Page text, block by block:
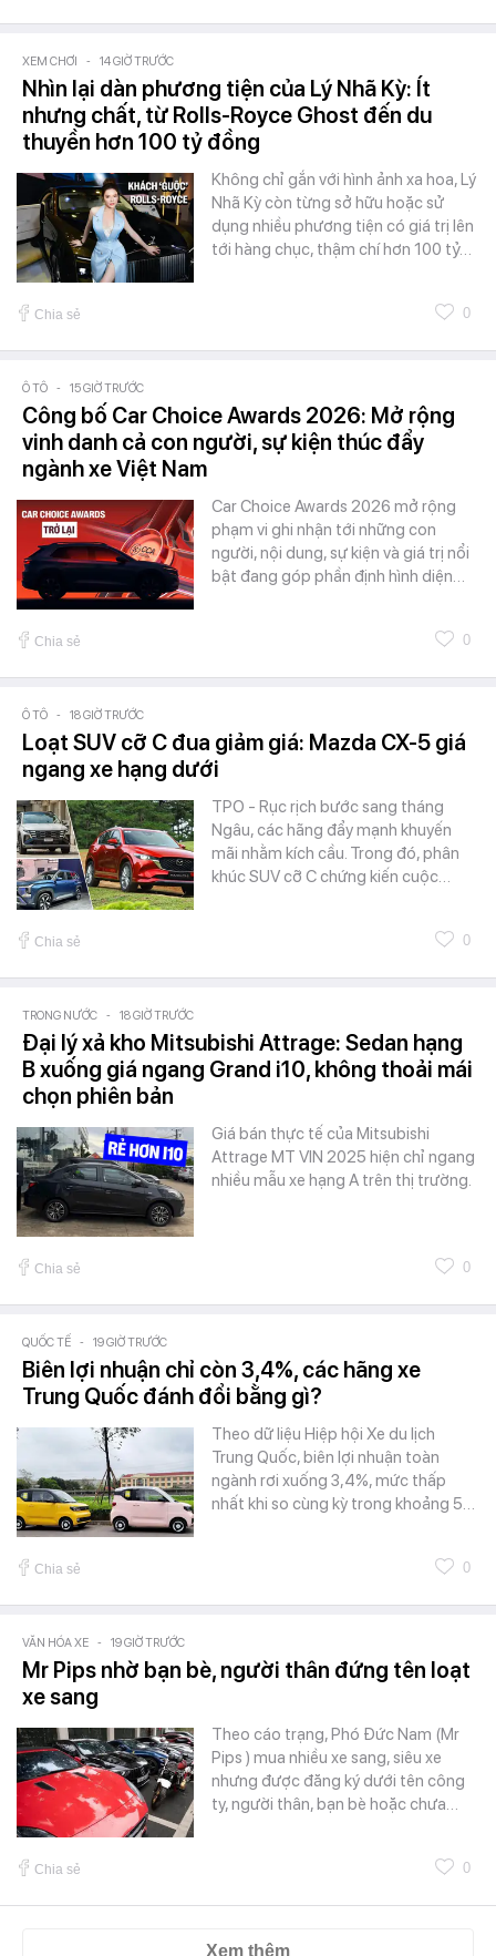
XEM CHƠI - 14 GIỜ TRƯỚC
Nhìn lại dàn phương tiện của Lý Nhã Kỳ: Ít
nhưng chất, từ Rolls-Royce Ghost đến du
thuyền hơn 100 tỷ đồng
Không chỉ gắn với hình ảnh xa hoa, Lý
Nhã Kỳ còn từng sở hữu hoặc sử
dụng nhiều phương tiện có giá trị lên
tới hàng chục, thậm chí hơn 100 tỷ…
Chia sẻ 0
Ô TÔ - 15 GIỜ TRƯỚC
Công bố Car Choice Awards 2026: Mở rộng
vinh danh cả con người, sự kiện thúc đẩy
ngành xe Việt Nam
Car Choice Awards 2026 mở rộng
phạm vi ghi nhận tới những con
người, nội dung, sự kiện và giá trị nổi
bật đang góp phần định hình diện…
Chia sẻ 0
Ô TÔ - 18 GIỜ TRƯỚC
Loạt SUV cỡ C đua giảm giá: Mazda CX-5 giá
ngang xe hạng dưới
TPO - Rục rịch bước sang tháng
Ngâu, các hãng đẩy mạnh khuyến
mãi nhằm kích cầu. Trong đó, phân
khúc SUV cỡ C chứng kiến cuộc…
Chia sẻ 0
TRONG NƯỚC - 18 GIỜ TRƯỚC
Đại lý xả kho Mitsubishi Attrage: Sedan hạng
B xuống giá ngang Grand i10, không thoải mái
chọn phiên bản
Giá bán thực tế của Mitsubishi
Attrage MT VIN 2025 hiện chỉ ngang
nhiều mẫu xe hạng A trên thị trường.
Chia sẻ 0
QUỐC TẾ - 19 GIỜ TRƯỚC
Biên lợi nhuận chỉ còn 3,4%, các hãng xe
Trung Quốc đánh đổi bằng gì?
Theo dữ liệu Hiệp hội Xe du lịch
Trung Quốc, biên lợi nhuận toàn
ngành rơi xuống 3,4%, mức thấp
nhất khi so cùng kỳ trong khoảng 5…
Chia sẻ 0
VĂN HÓA XE - 19 GIỜ TRƯỚC
Mr Pips nhờ bạn bè, người thân đứng tên loạt
xe sang
Theo cáo trạng, Phó Đức Nam (Mr
Pips ) mua nhiều xe sang, siêu xe
nhưng được đăng ký dưới tên công
ty, người thân, bạn bè hoặc chưa…
Chia sẻ 0
Xem thêm